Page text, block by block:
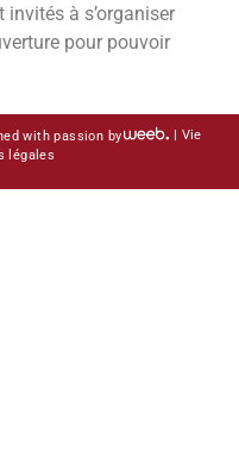
à s’organiser
pour pouvoir
with passion by
Vie
légales